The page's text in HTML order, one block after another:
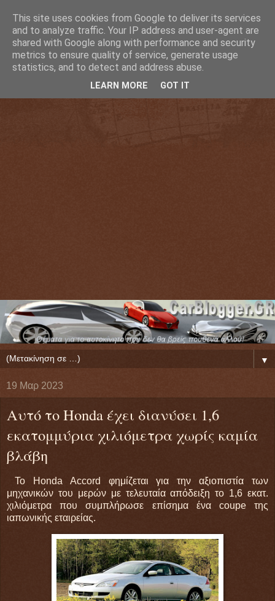
▼
19 Μαρ 2023
Αυτό το Honda έχει διανύσει 1,6
εκατομμύρια χιλιόμετρα χωρίς καμία
βλάβη
Το Honda Accord φημίζεται για την αξιοπιστία των
μηχανικών του μερών με τελευταία απόδειξη το 1,6 εκατ.
χιλιόμετρα που συμπλήρωσε επίσημα ένα coupe της
ιαπωνικής εταιρείας.
This site uses cookies from Google to deliver its services
and to analyze traffic. Your IP address and user-agent are
shared with Google along with performance and security
metrics to ensure quality of service, generate usage
statistics, and to detect and address abuse.
LEARN MORE GOT IT